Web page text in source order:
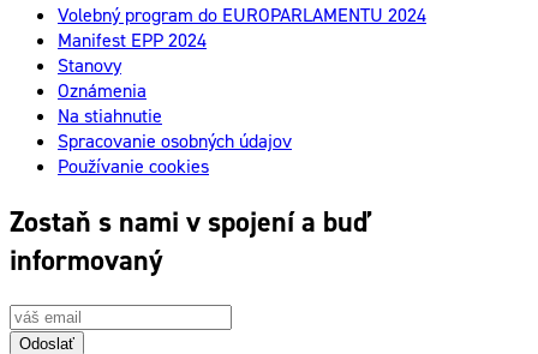
Volebný program do EUROPARLAMENTU 2024
Manifest EPP 2024
Stanovy
Oznámenia
Na stiahnutie
Spracovanie osobných údajov
Používanie cookies
Zostaň s nami v spojení a buď
informovaný
Odoslať